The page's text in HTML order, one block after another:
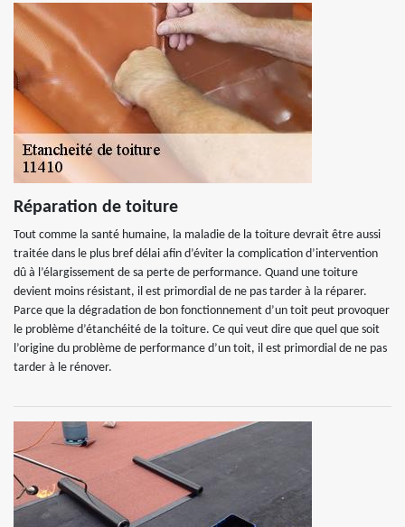
Réparation de toiture
Tout comme la santé humaine, la maladie de la toiture devrait être aussi
traitée dans le plus bref délai afin d’éviter la complication d’intervention
dû à l’élargissement de sa perte de performance. Quand une toiture
devient moins résistant, il est primordial de ne pas tarder à la réparer.
Parce que la dégradation de bon fonctionnement d’un toit peut provoquer
le problème d’étanchéité de la toiture. Ce qui veut dire que quel que soit
l’origine du problème de performance d’un toit, il est primordial de ne pas
tarder à le rénover.